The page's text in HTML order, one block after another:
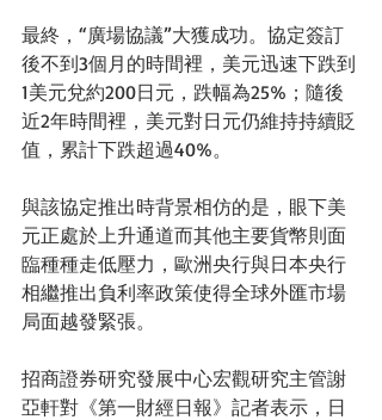
最終，“廣場協議”大獲成功。協定簽訂
後不到3個月的時間裡，美元迅速下跌到
1美元兌約200日元，跌幅為25%；隨後
近2年時間裡，美元對日元仍維持持續貶
值，累計下跌超過40%。
與該協定推出時背景相仿的是，眼下美
元正處於上升通道而其他主要貨幣則面
臨種種走低壓力，歐洲央行與日本央行
相繼推出負利率政策使得全球外匯市場
局面越發緊張。
招商證券研究發展中心宏觀研究主管謝
亞軒對《第一財經日報》記者表示，日